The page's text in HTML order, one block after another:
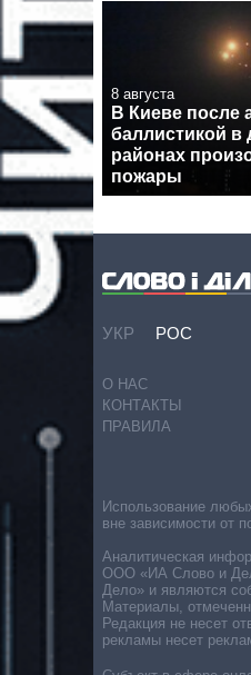
8 августа
В Киеве после
баллистикой в
районах
пожары
УКР РОС
О НАС
КОНТАКТЫ
ПРАВИЛА
Использование
вне зависимости от
Аналитическая
ООО «ИА Слово и
Дело» и являются
Материалы,
Редакция не несет
рекламы несет